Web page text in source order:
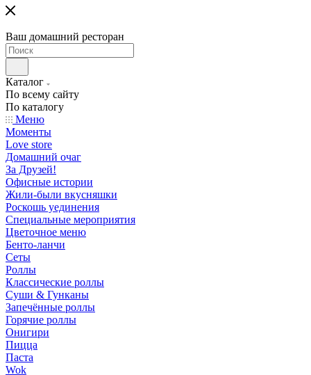
Ваш домашний ресторан
Каталог
По всему сайту
По каталогу
Меню
Моменты
Love store
Домашний очаг
За Друзей!
Офисные истории
Жили-были вкусняшки
Роскошь уединения
Специальные мероприятия
Цветочное меню
Бенто-ланчи
Сеты
Роллы
Классические роллы
Суши & Гунканы
Запечённые роллы
Горячие роллы
Онигири
Пицца
Паста
Wok